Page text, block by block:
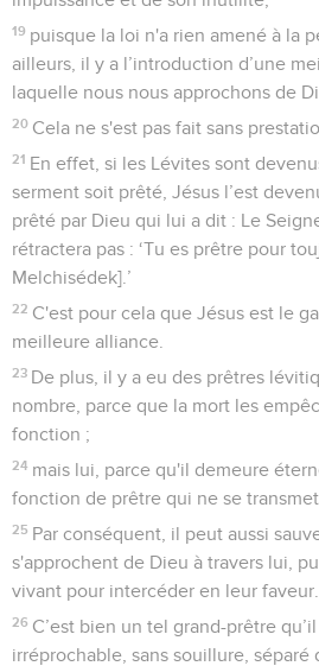
19 puisque la loi n'a rien amené à la
ailleurs, il y a l’introduction d’une
laquelle nous nous approchons de
20 Cela ne s'est pas fait sans
21 En effet, si les Lévites sont
serment soit prêté, Jésus l’est
prêté par Dieu qui lui a dit : Le
rétractera pas : ‘Tu es prêtre pour
Melchisédek].’
22 C'est pour cela que Jésus est le
meilleure alliance.
23 De plus, il y a eu des prêtres
nombre, parce que la mort les
fonction ;
24 mais lui, parce qu'il demeure
fonction de prêtre qui ne se transmet
25 Par conséquent, il peut aussi
s'approchent de Dieu à travers lui,
vivant pour intercéder en leur faveur.
26 C’est bien un tel grand-prêtre
irréprochable, sans souillure, séparé